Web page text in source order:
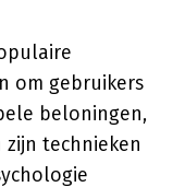
om gebruikers
beloningen,
technieken